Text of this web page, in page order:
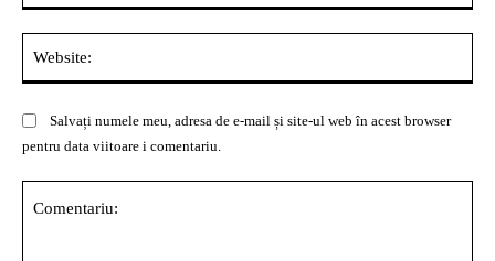
Salvați numele meu, adresa de e-mail și site-ul web în acest browser
pentru data viitoare i comentariu.